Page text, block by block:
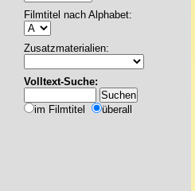
Filmtitel nach Alphabet:
Zusatzmaterialien:
Volltext-Suche:
im Filmtitel überall